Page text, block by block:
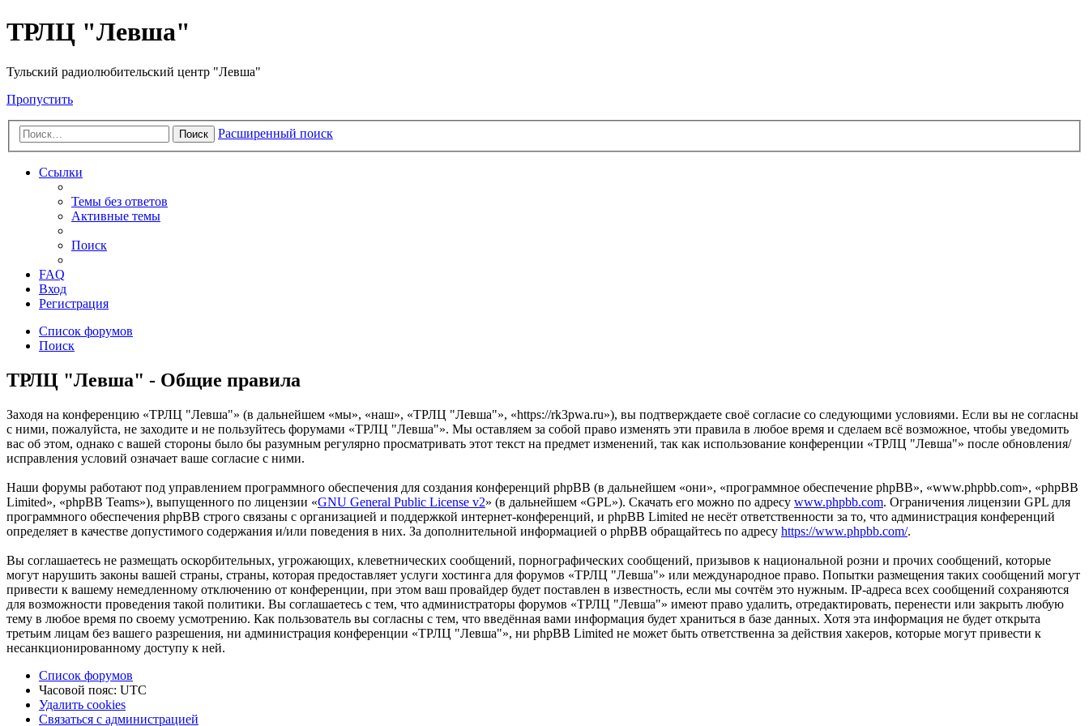
ТРЛЦ "Левша"
Тульский радиолюбительский центр "Левша"
Пропустить
Поиск Расширенный поиск
Ссылки
Темы без ответов
Активные темы
Поиск
FAQ
Вход
Регистрация
Список форумов
Поиск
ТРЛЦ "Левша" - Общие правила
Заходя на конференцию «ТРЛЦ "Левша"» (в дальнейшем «мы», «наш», «ТРЛЦ "Левша"», «https://rk3pwa.ru»), вы подтверждаете своё согласие со следующими условиями. Если вы не согласны
с ними, пожалуйста, не заходите и не пользуйтесь форумами «ТРЛЦ "Левша"». Мы оставляем за собой право изменять эти правила в любое время и сделаем всё возможное, чтобы уведомить
вас об этом, однако с вашей стороны было бы разумным регулярно просматривать этот текст на предмет изменений, так как использование конференции «ТРЛЦ "Левша"» после обновления/
исправления условий означает ваше согласие с ними.
Наши форумы работают под управлением программного обеспечения для создания конференций phpBB (в дальнейшем «они», «программное обеспечение phpBB», «www.phpbb.com», «phpBB
Limited», «phpBB Teams»), выпущенного по лицензии «GNU General Public License v2» (в дальнейшем «GPL»). Скачать его можно по адресу www.phpbb.com. Ограничения лицензии GPL для
программного обеспечения phpBB строго связаны с организацией и поддержкой интернет-конференций, и phpBB Limited не несёт ответственности за то, что администрация конференций
определяет в качестве допустимого содержания и/или поведения в них. За дополнительной информацией о phpBB обращайтесь по адресу https://www.phpbb.com/.
Вы соглашаетесь не размещать оскорбительных, угрожающих, клеветнических сообщений, порнографических сообщений, призывов к национальной розни и прочих сообщений, которые
могут нарушить законы вашей страны, страны, которая предоставляет услуги хостинга для форумов «ТРЛЦ "Левша"» или международное право. Попытки размещения таких сообщений могут
привести к вашему немедленному отключению от конференции, при этом ваш провайдер будет поставлен в известность, если мы сочтём это нужным. IP-адреса всех сообщений сохраняются
для возможности проведения такой политики. Вы соглашаетесь с тем, что администраторы форумов «ТРЛЦ "Левша"» имеют право удалить, отредактировать, перенести или закрыть любую
тему в любое время по своему усмотрению. Как пользователь вы согласны с тем, что введённая вами информация будет храниться в базе данных. Хотя эта информация не будет открыта
третьим лицам без вашего разрешения, ни администрация конференции «ТРЛЦ "Левша"», ни phpBB Limited не может быть ответственна за действия хакеров, которые могут привести к
несанкционированному доступу к ней.
Список форумов
Часовой пояс: UTC
Удалить cookies
Связаться с администрацией